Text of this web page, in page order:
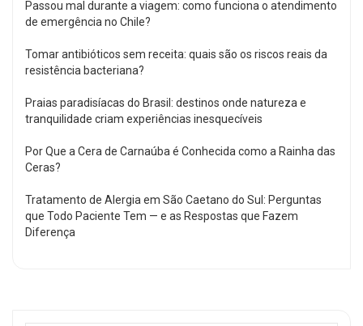
Passou mal durante a viagem: como funciona o atendimento
de emergência no Chile?
Tomar antibióticos sem receita: quais são os riscos reais da
resistência bacteriana?
Praias paradisíacas do Brasil: destinos onde natureza e
tranquilidade criam experiências inesquecíveis
Por Que a Cera de Carnaúba é Conhecida como a Rainha das
Ceras?
Tratamento de Alergia em São Caetano do Sul: Perguntas
que Todo Paciente Tem — e as Respostas que Fazem
Diferença